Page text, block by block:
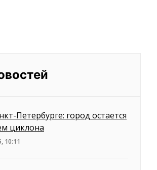
Петербурге: город остается
циклона
10:11